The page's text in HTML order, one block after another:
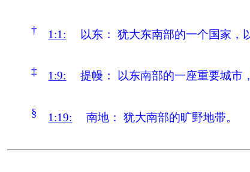
† 1:1: 以东：犹大东南部的一个国家，
‡ 1:9: 提幔： 以东南部的一座重要城市
§ 1:19: 南地：犹大南部的旷野地带。